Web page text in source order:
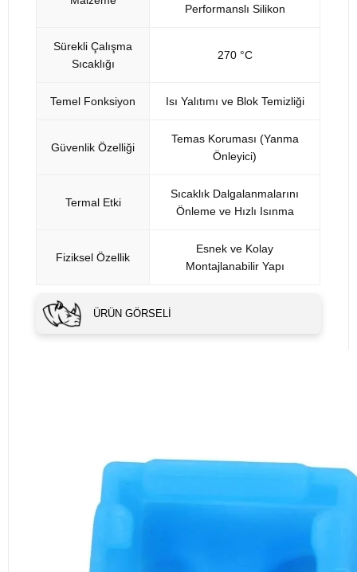
Performanslı Silikon
Sürekli Çalışma
Sıcaklığı
270 °C
Temel Fonksiyon Isı Yalıtımı ve Blok Temizliği
Güvenlik Özelliği
Temas Koruması (Yanma
Önleyici)
Termal Etki
Sıcaklık Dalgalanmalarını
Önleme ve Hızlı Isınma
Fiziksel Özellik
Esnek ve Kolay
Montajlanabilir Yapı
ÜRÜN GÖRSELI